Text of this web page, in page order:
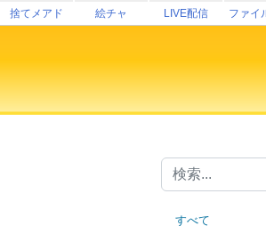
捨てメアド 絵チャ LIVE配信 ファイ
すべて